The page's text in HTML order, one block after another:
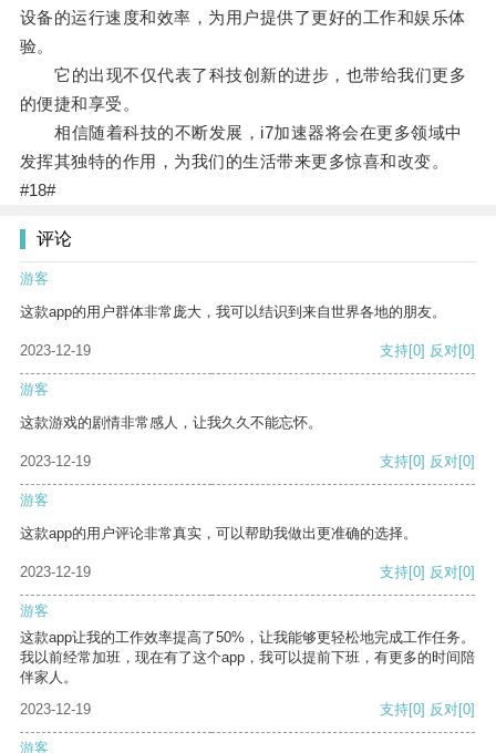
设备的运行速度和效率，为用户提供了更好的工作和娱乐体
验。
它的出现不仅代表了科技创新的进步，也带给我们更多
的便捷和享受。
相信随着科技的不断发展，i7加速器将会在更多领域中
发挥其独特的作用，为我们的生活带来更多惊喜和改变。
#18#
评论
游客
这款app的用户群体非常庞大，我可以结识到来自世界各地的朋友。
2023-12-19 支持[0] 反对[0]
游客
这款游戏的剧情非常感人，让我久久不能忘怀。
2023-12-19 支持[0] 反对[0]
游客
这款app的用户评论非常真实，可以帮助我做出更准确的选择。
2023-12-19 支持[0] 反对[0]
游客
这款app让我的工作效率提高了50%，让我能够更轻松地完成工作任务。
我以前经常加班，现在有了这个app，我可以提前下班，有更多的时间陪
伴家人。
2023-12-19
支持[0] 反对[0]
游客